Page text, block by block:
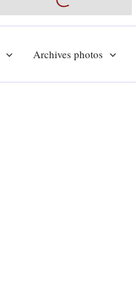
Archives photos